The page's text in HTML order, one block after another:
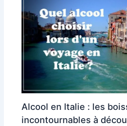
Alcool en Italie : les
incontournables à